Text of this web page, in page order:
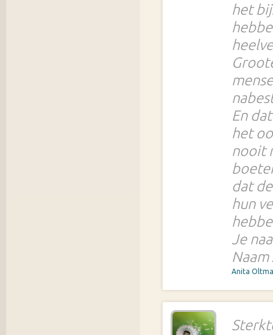
het
En
het
nooit
dat
hun
Je
Anita